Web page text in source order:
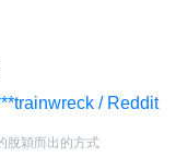
/ Reddit
脫穎而出的方式